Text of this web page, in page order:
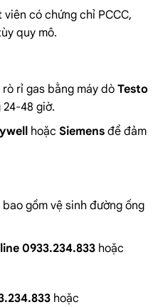
có chứng chỉ PCCC,
quy mô.
rỉ gas bằng máy dò Testo
48 giờ.
hoặc Siemensđể đảm
gồm vệ sinh đường ống
0933.234.833hoặc
hoặc